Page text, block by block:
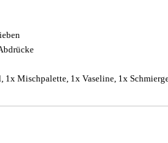
1x Mischpalette, 1x Vaseline, 1x